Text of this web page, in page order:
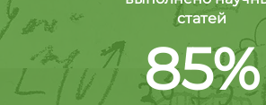
статей
85%